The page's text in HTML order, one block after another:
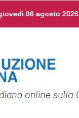
06 agosto 2026